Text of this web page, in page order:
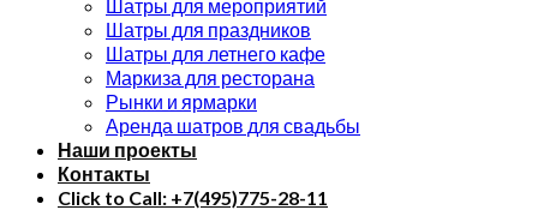
Шатры для мероприятий
Шатры для праздников
Шатры для летнего кафе
Маркиза для ресторана
Рынки и ярмарки
Аренда шатров для свадьбы
Наши проекты
Контакты
Click to Call: +7(495)775-28-11